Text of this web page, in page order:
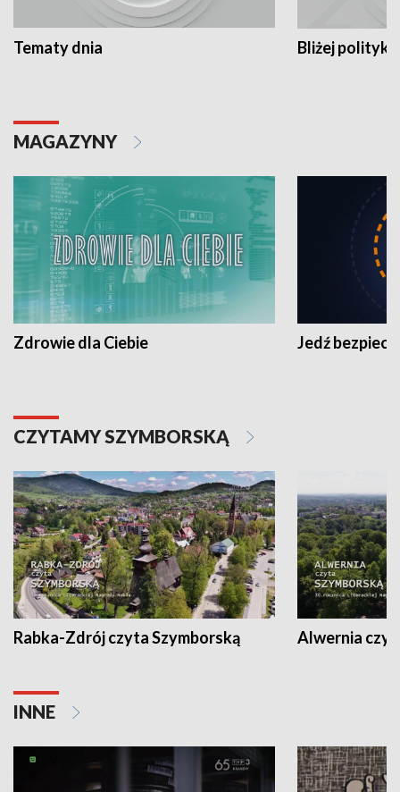
Tematy dnia Bliżej polityki
MAGAZYNY
Zdrowie dla Ciebie Jedź
CZYTAMY SZYMBORSKĄ
Rabka-Zdrój czyta Szymborską Alwernia
INNE